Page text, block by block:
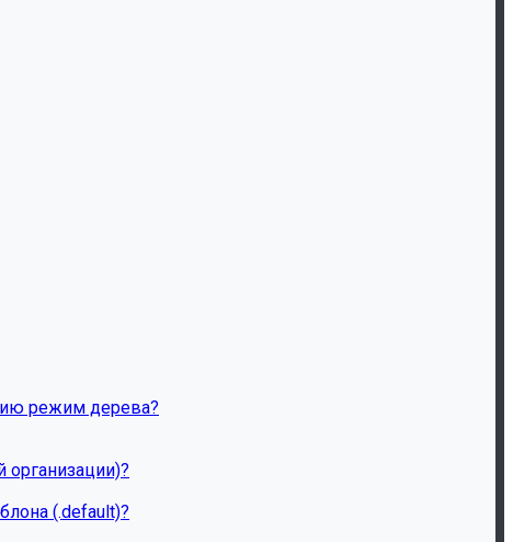
режим дерева?
(.default)?